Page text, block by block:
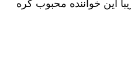
این خواننده محبوب کره